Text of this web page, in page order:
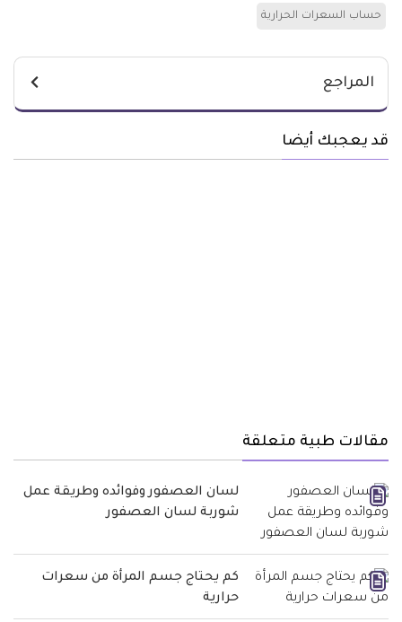
حساب السعرات الحرارية
المراجع
قد يعجبك أيضا
مقالات طبية متعلقة
لسان العصفور وفوائده وطريقة عمل
شوربة لسان العصفور
كم يحتاج جسم المرأة من سعرات
حرارية